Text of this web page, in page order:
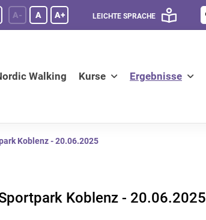
A- A A+ LEICHTE SPRACHE
Walking Kurse Ergebnisse
Koblenz - 20.06.2025
Koblenz - 20.06.2025